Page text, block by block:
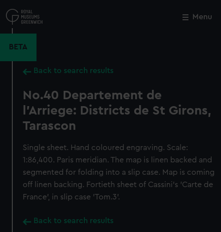
to
main
Menu
BETA
Back to search results
No.40 Departement de
l'Arriege: Districts de St Girons,
Tarascon
Single sheet. Hand coloured engraving. Scale:
1:86,400. Paris meridian. The map is linen backed and
segmented for folding into a slip case. Map is coming
off linen backing. Fortieth sheet of Cassini's 'Carte de
France', in slip case 'Tom.3'.
Back to search results
Close